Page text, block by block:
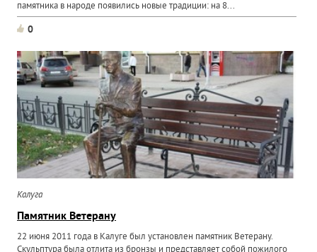
памятника в народе появились новые традиции: на 8...
0
Калуга
Памятник Ветерану
22 июня 2011 года в Калуге был установлен памятник Ветерану.